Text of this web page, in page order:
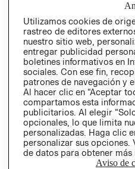
Utilizamos cookies de
rastreo de editores
nuestro sitio web,
entregar publicidad
boletines informativos en
sociales. Con ese fin,
patrones de navegación y
Al hacer clic en “Aceptar
compartamos esta
publicitarios. Al elegir
opcionales, lo que limita
personalizadas. Haga clic
personalizar sus
de datos para obtener más
Aviso de